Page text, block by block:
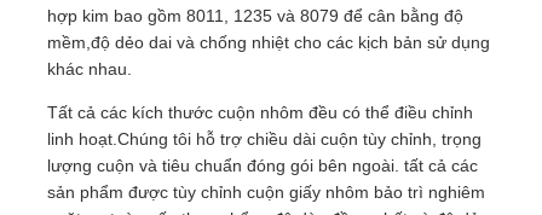
hợp kim bao gồm 8011, 1235 và 8079 để cân bằng độ
mềm,độ dẻo dai và chống nhiệt cho các kịch bản sử dụng
khác nhau.
Tất cả các kích thước cuộn nhôm đều có thể điều chỉnh
linh hoạt.Chúng tôi hỗ trợ chiều dài cuộn tùy chỉnh, trọng
lượng cuộn và tiêu chuẩn đóng gói bên ngoài. tất cả các
sản phẩm được tùy chỉnh cuộn giấy nhôm bảo trì nghiêm